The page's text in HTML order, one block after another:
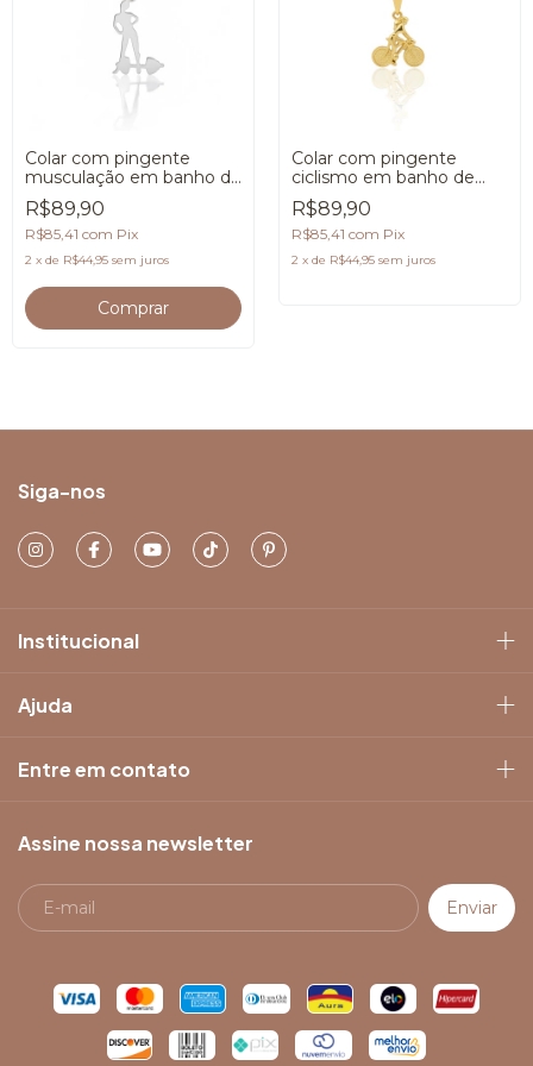
Colar com pingente
musculação em banho de
Prata 925
R$89,90
R$85,41 com Pix
2 x de R$44,95 sem juros
Colar com pingente
ciclismo em banho de
Ouro 18K
R$89,90
R$85,41 com Pix
2 x de R$44,95 sem juros
Siga-nos
Institucional
Ajuda
Entre em contato
Assine nossa newsletter